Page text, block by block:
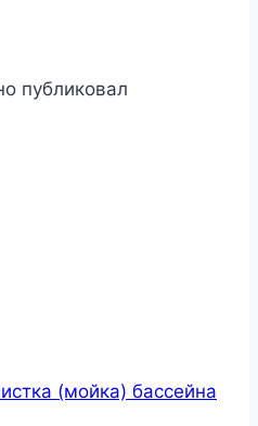
публиковал
(мойка) бассейна